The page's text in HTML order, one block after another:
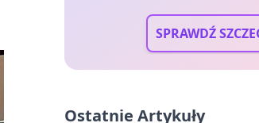
SPRAWDŹ
Ostatnie Artykuły